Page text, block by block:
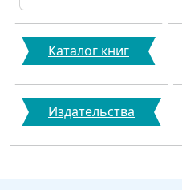
Каталог книг
Издательства